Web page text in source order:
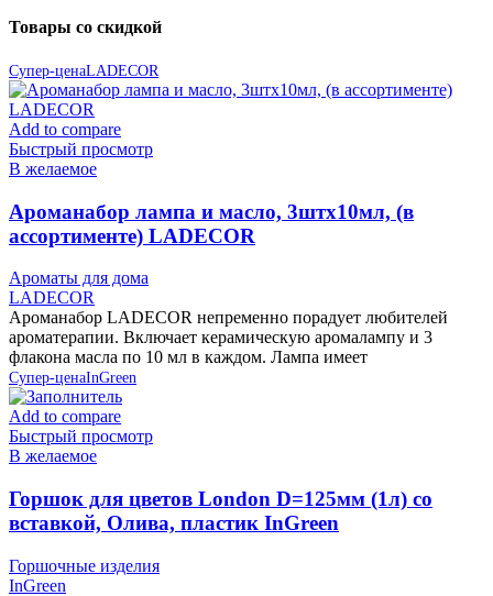
Товары со скидкой
Супер-ценаLADECOR
Add to compare
Быстрый просмотр
В желаемое
Ароманабор лампа и масло, 3штx10мл, (в
ассортименте) LADECOR
Ароматы для дома
LADECOR
Ароманабор LADECOR непременно порадует любителей
ароматерапии. Включает керамическую аромалампу и 3
флакона масла по 10 мл в каждом. Лампа имеет
Супер-ценаInGreen
Add to compare
Быстрый просмотр
В желаемое
Горшок для цветов London D=125мм (1л) со
вставкой, Олива, пластик InGreen
Горшочные изделия
InGreen